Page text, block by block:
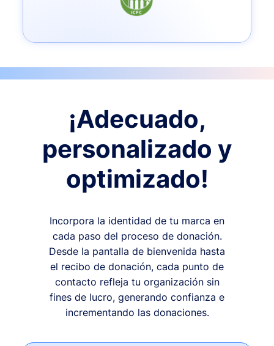
¡Adecuado,
personalizado y
optimizado!
Incorpora la identidad de tu marca en
cada paso del proceso de donación.
Desde la pantalla de bienvenida hasta
el recibo de donación, cada punto de
contacto refleja tu organización sin
fines de lucro, generando confianza e
incrementando las donaciones.